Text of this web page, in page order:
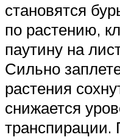
становятся
по растению,
паутину на
Сильно
растения
снижается
транспирации.